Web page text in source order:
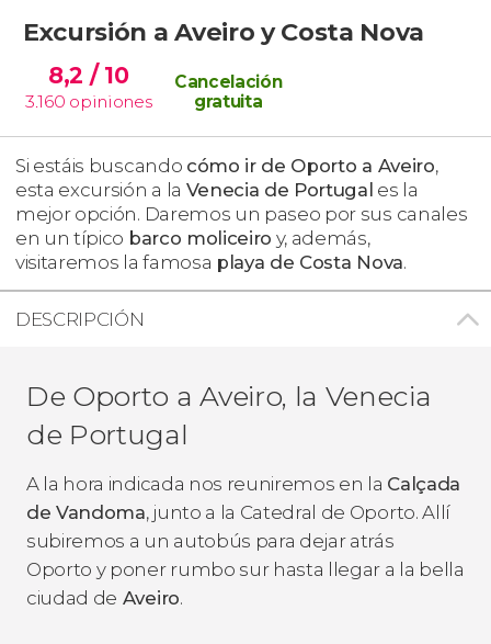
Excursión a Aveiro y Costa Nova
8,2 / 10
3.160 opiniones
Cancelación
gratuita
Si estáis buscando cómo ir de Oporto a Aveiro,
esta excursión a la Venecia de Portugal es la
mejor opción. Daremos un paseo por sus canales
en un típico barco moliceiro y, además,
visitaremos la famosa playa de Costa Nova.
DESCRIPCIÓN
De Oporto a Aveiro, la Venecia
de Portugal
A la hora indicada nos reuniremos en la Calçada
de Vandoma, junto a la Catedral de Oporto. Allí
subiremos a un autobús para dejar atrás
Oporto y poner rumbo sur hasta llegar a la bella
ciudad de Aveiro.